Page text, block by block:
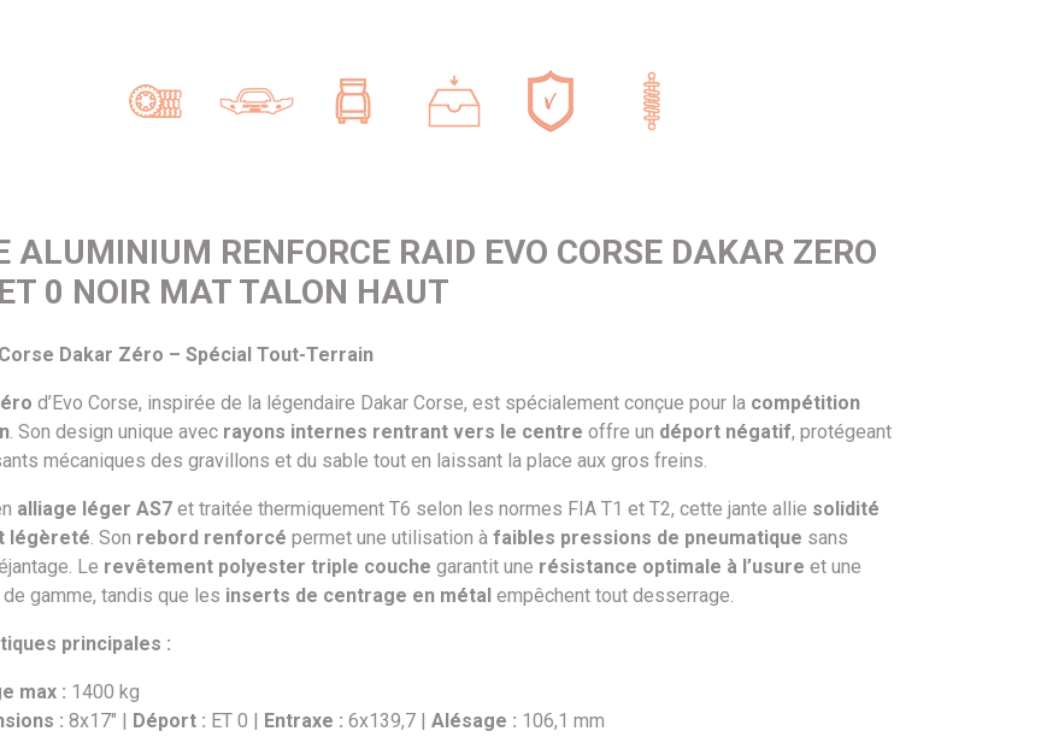
ALUMINIUM RENFORCE RAID EVO CORSE DAKAR ZERO
0 NOIR MAT TALON HAUT
Dakar Zéro – Spécial Tout-Terrain
d’Evo Corse, inspirée de la légendaire Dakar Corse, est spécialement conçue pour la compétition
. Son design unique avec rayons internes rentrant vers le centre offre un déport négatif, protégeant
mécaniques des gravillons et du sable tout en laissant la place aux gros freins.
alliage léger AS7 et traitée thermiquement T6 selon les normes FIA T1 et T2, cette jante allie solidité
légèreté . Son rebord renforcé permet une utilisation à faibles pressions de pneumatique sans
Le revêtement polyester triple couche garantit une résistance optimale à l’usure et une
gamme, tandis que les inserts de centrage en métal empêchent tout desserrage.
principales :
max : 1400 kg
: 8x17" | Déport : ET 0 | Entraxe : 6x139,7 | Alésage : 106,1 mm